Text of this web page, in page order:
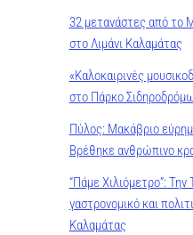
32 μετανάστες από το
στο Λιμάνι Καλαμάτας
«Καλοκαιρινές
στο Πάρκο
Πύλος: Μακάβριο
Βρέθηκε ανθρώπινο
“Πάμε Χιλιόμετρο”:
γαστρονομικό και
Καλαμάτας